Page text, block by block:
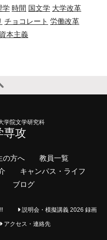
学 時間 国文学 大学改革
チョコレート 労働改革
資本主義
学院文学研究科
専攻
の方へ
教員一覧
キャンパス・ライフ
ブログ
説明会・模擬講義 2026 録画
アクセス・連絡先